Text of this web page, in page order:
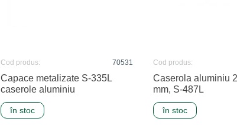
în stoc
Capace metalizate S-335L
caserole aluminiu
Cod produs: 70531
în stoc
Caserola aluminiu
mm, S-487L
Cod produs: